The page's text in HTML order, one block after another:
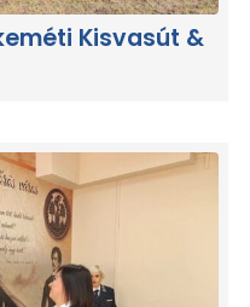
Kisvasút &